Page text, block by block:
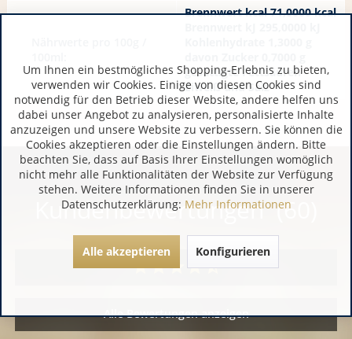
Brennwert kcal 71,0000 kcal
gesättigte Fettsäuren
Eiweiß und Salz
Kundenbewertungen (60)
Alle Bewertungen anzeigen
Um Ihnen ein bestmögliches Shopping-Erlebnis zu bieten,
verwenden wir Cookies. Einige von diesen Cookies sind
notwendig für den Betrieb dieser Website, andere helfen uns
dabei unser Angebot zu analysieren, personalisierte Inhalte
anzuzeigen und unsere Website zu verbessern. Sie können die
Cookies akzeptieren oder die Einstellungen ändern. Bitte
beachten Sie, dass auf Basis Ihrer Einstellungen womöglich
nicht mehr alle Funktionalitäten der Website zur Verfügung
stehen. Weitere Informationen finden Sie in unserer
Datenschutzerklärung: Mehr Informationen
Alle akzeptieren Konfigurieren